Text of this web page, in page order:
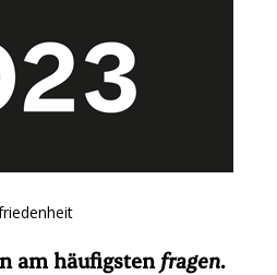
am häufigsten fragen.